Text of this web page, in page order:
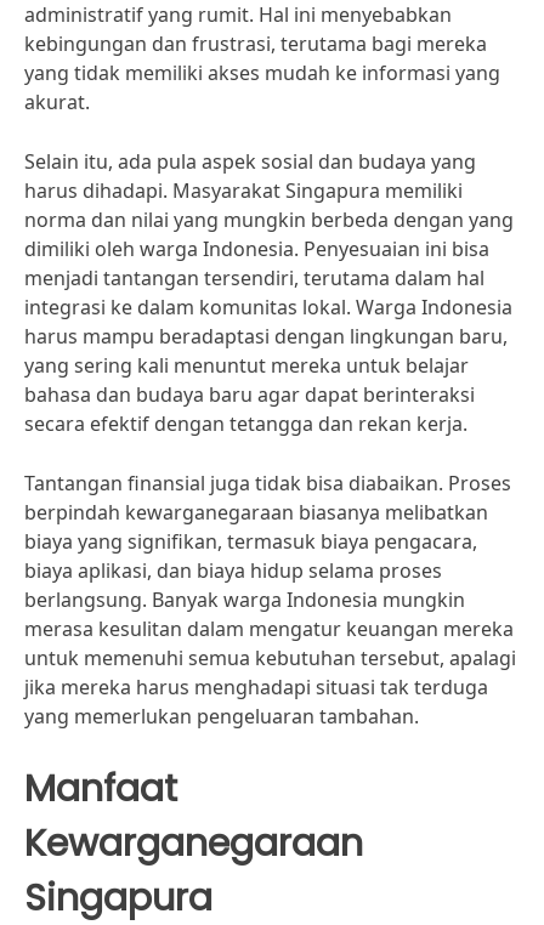
administratif yang rumit. Hal ini menyebabkan
kebingungan dan frustrasi, terutama bagi mereka
yang tidak memiliki akses mudah ke informasi yang
akurat.
Selain itu, ada pula aspek sosial dan budaya yang
harus dihadapi. Masyarakat Singapura memiliki
norma dan nilai yang mungkin berbeda dengan yang
dimiliki oleh warga Indonesia. Penyesuaian ini bisa
menjadi tantangan tersendiri, terutama dalam hal
integrasi ke dalam komunitas lokal. Warga Indonesia
harus mampu beradaptasi dengan lingkungan baru,
yang sering kali menuntut mereka untuk belajar
bahasa dan budaya baru agar dapat berinteraksi
secara efektif dengan tetangga dan rekan kerja.
Tantangan finansial juga tidak bisa diabaikan. Proses
berpindah kewarganegaraan biasanya melibatkan
biaya yang signifikan, termasuk biaya pengacara,
biaya aplikasi, dan biaya hidup selama proses
berlangsung. Banyak warga Indonesia mungkin
merasa kesulitan dalam mengatur keuangan mereka
untuk memenuhi semua kebutuhan tersebut, apalagi
jika mereka harus menghadapi situasi tak terduga
yang memerlukan pengeluaran tambahan.
Manfaat
Kewarganegaraan
Singapura